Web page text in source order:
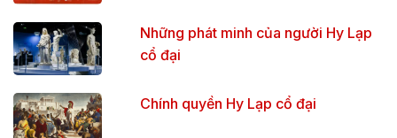
Những phát minh của người Hy Lạp
cổ đại
Chính quyền Hy Lạp cổ đại